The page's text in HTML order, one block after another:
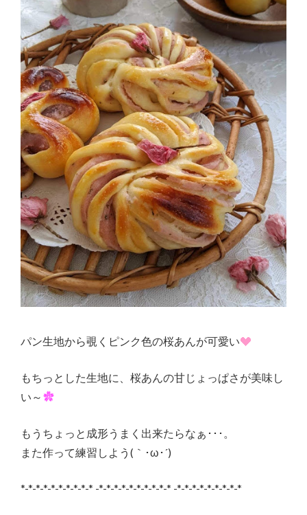
パン生地から覗くピンク色の桜あんが可愛い
もちっとした生地に、桜あんの甘じょっぱさが美味し
い～
もうちょっと成形うまく出来たらなぁ･･･。
また作って練習しよう(｀･ω･´)
*-*-*-*-*-*-*-*-*-* -*-*-*-*-*-*-*-*-*-* -*-*-*-*-*-*-*-*-*